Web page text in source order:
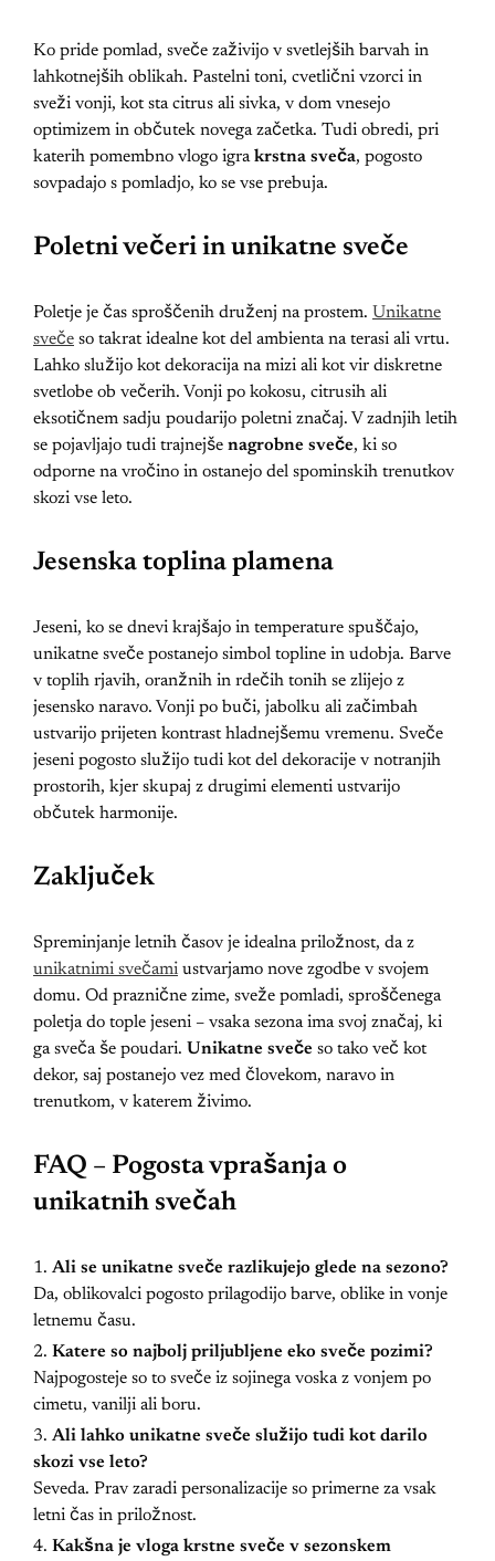
Ko pride pomlad, sveče zaživijo v svetlejših barvah in
lahkotnejših oblikah. Pastelni toni, cvetlični vzorci in
sveži vonji, kot sta citrus ali sivka, v dom vnesejo
optimizem in občutek novega začetka. Tudi obredi, pri
katerih pomembno vlogo igrakrstna sveča, pogosto
sovpadajo s pomladjo, ko se vse prebuja.
Poletni večeri in unikatne sveče
Poletje je čas sproščenih druženj na prostem. Unikatne
sveče so takrat idealne kot del ambienta na terasi ali vrtu.
Lahko služijo kot dekoracija na mizi ali kot vir diskretne
svetlobe ob večerih. Vonji po kokosu, citrusih ali
eksotičnem sadju poudarijo poletni značaj. V zadnjih letih
se pojavljajo tudi trajnejše nagrobne sveče, ki so
odporne na vročino in ostanejo del spominskih trenutkov
skozi vse leto.
Jesenska toplina plamena
Jeseni, ko se dnevi krajšajo in temperature spuščajo,
unikatne sveče postanejo simbol topline in udobja. Barve
v toplih rjavih, oranžnih in rdečih tonih se zlijejo z
jesensko naravo. Vonji po buči, jabolku ali začimbah
ustvarijo prijeten kontrast hladnejšemu vremenu. Sveče
jeseni pogosto služijo tudi kot del dekoracije v notranjih
prostorih, kjer skupaj z drugimi elementi ustvarijo
občutek harmonije.
Zaključek
Spreminjanje letnih časov je idealna priložnost, da z
unikatnimi svečami ustvarjamo nove zgodbe v svojem
domu. Od praznične zime, sveže pomladi, sproščenega
poletja do tople jeseni – vsaka sezona ima svoj značaj, ki
ga sveča še poudari. Unikatne sveče so tako več kot
dekor, saj postanejo vez med človekom, naravo in
trenutkom, v katerem živimo.
FAQ – Pogosta vprašanja o
unikatnih svečah
Ali se unikatne sveče razlikujejo glede na sezono?
Da, oblikovalci pogosto prilagodijo barve, oblike in vonje
letnemu času.
Katere so najbolj priljubljene eko sveče pozimi?
Najpogosteje so to sveče iz sojinega voska z vonjem po
cimetu, vanilji ali boru.
Ali lahko unikatne sveče služijo tudi kot darilo
skozi vse leto?
Seveda. Prav zaradi personalizacije so primerne za vsak
letni čas in priložnost.
Kakšna je vloga krstne sveče v sezonskem